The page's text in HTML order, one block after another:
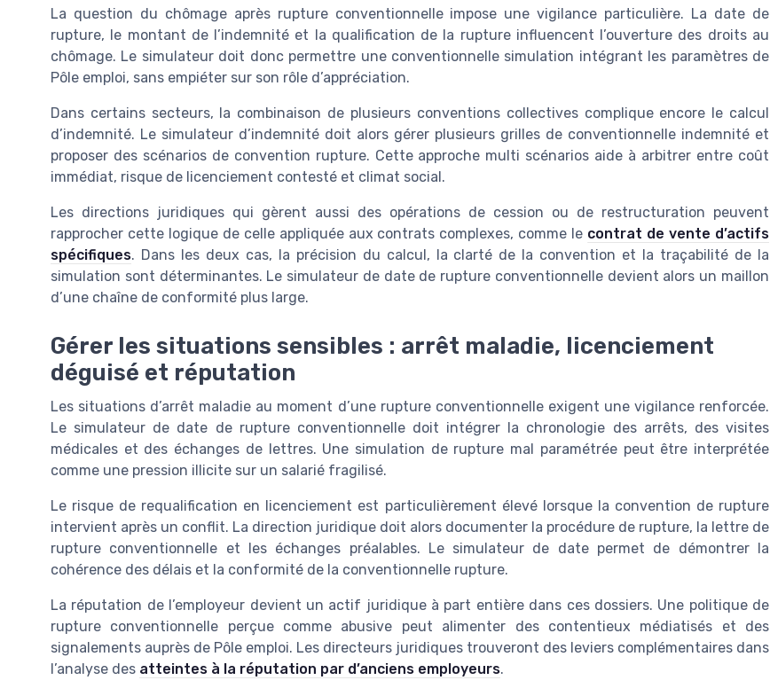
La question du chômage après rupture conventionnelle impose une vigilance particulière. La date de
rupture, le montant de l’indemnité et la qualification de la rupture influencent l’ouverture des droits au
chômage. Le simulateur doit donc permettre une conventionnelle simulation intégrant les paramètres de
Pôle emploi, sans empiéter sur son rôle d’appréciation.
Dans certains secteurs, la combinaison de plusieurs conventions collectives complique encore le calcul
d’indemnité. Le simulateur d’indemnité doit alors gérer plusieurs grilles de conventionnelle indemnité et
proposer des scénarios de convention rupture. Cette approche multi scénarios aide à arbitrer entre coût
immédiat, risque de licenciement contesté et climat social.
Les directions juridiques qui gèrent aussi des opérations de cession ou de restructuration peuvent
rapprocher cette logique de celle appliquée aux contrats complexes, comme le contrat de vente d’actifs
spécifiques. Dans les deux cas, la précision du calcul, la clarté de la convention et la traçabilité de la
simulation sont déterminantes. Le simulateur de date de rupture conventionnelle devient alors un maillon
d’une chaîne de conformité plus large.
Gérer les situations sensibles : arrêt maladie, licenciement
déguisé et réputation
Les situations d’arrêt maladie au moment d’une rupture conventionnelle exigent une vigilance renforcée.
Le simulateur de date de rupture conventionnelle doit intégrer la chronologie des arrêts, des visites
médicales et des échanges de lettres. Une simulation de rupture mal paramétrée peut être interprétée
comme une pression illicite sur un salarié fragilisé.
Le risque de requalification en licenciement est particulièrement élevé lorsque la convention de rupture
intervient après un conflit. La direction juridique doit alors documenter la procédure de rupture, la lettre de
rupture conventionnelle et les échanges préalables. Le simulateur de date permet de démontrer la
cohérence des délais et la conformité de la conventionnelle rupture.
La réputation de l’employeur devient un actif juridique à part entière dans ces dossiers. Une politique de
rupture conventionnelle perçue comme abusive peut alimenter des contentieux médiatisés et des
signalements auprès de Pôle emploi. Les directeurs juridiques trouveront des leviers complémentaires dans
l’analyse des atteintes à la réputation par d’anciens employeurs.